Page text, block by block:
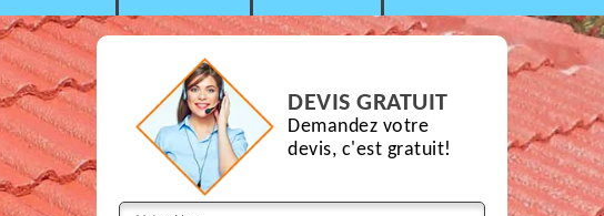
DEVIS GRATUIT
Demandez votre
devis, c'est gratuit!